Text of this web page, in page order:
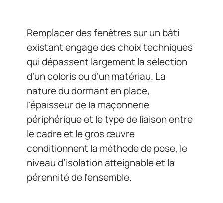
Remplacer des fenêtres sur un bâti
existant engage des choix techniques
qui dépassent largement la sélection
d’un coloris ou d’un matériau. La
nature du dormant en place,
l’épaisseur de la maçonnerie
périphérique et le type de liaison entre
le cadre et le gros œuvre
conditionnent la méthode de pose, le
niveau d’isolation atteignable et la
pérennité de l’ensemble.